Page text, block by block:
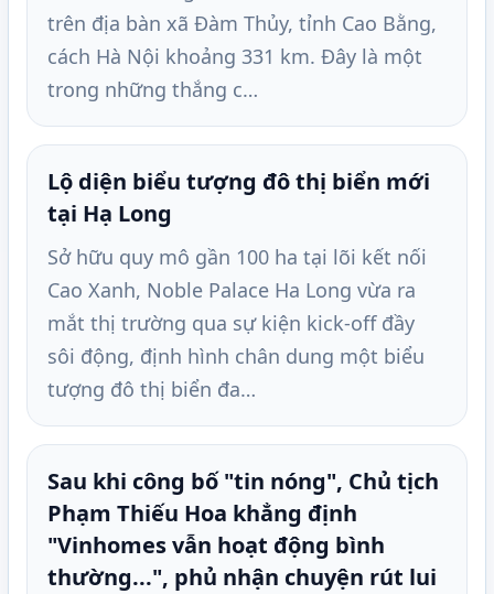
trên địa bàn xã Đàm Thủy, tỉnh Cao Bằng,
cách Hà Nội khoảng 331 km. Đây là một
trong những thắng c…
Lộ diện biểu tượng đô thị biển mới
tại Hạ Long
Sở hữu quy mô gần 100 ha tại lõi kết nối
Cao Xanh, Noble Palace Ha Long vừa ra
mắt thị trường qua sự kiện kick-off đầy
sôi động, định hình chân dung một biểu
tượng đô thị biển đa…
Sau khi công bố "tin nóng", Chủ tịch
Phạm Thiếu Hoa khẳng định
"Vinhomes vẫn hoạt động bình
thường...", phủ nhận chuyện rút lui